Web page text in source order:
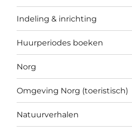
Indeling & inrichting
Huurperiodes boeken
Norg
Omgeving Norg (toeristisch)
Natuurverhalen